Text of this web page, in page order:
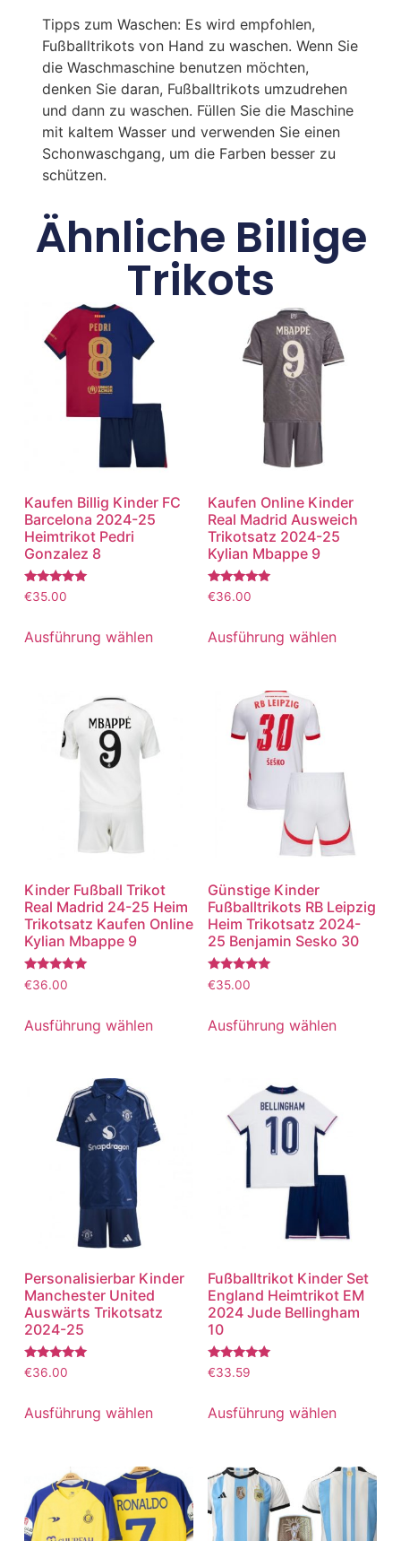
Tipps zum Waschen: Es wird empfohlen,
Fußballtrikots von Hand zu waschen. Wenn Sie
die Waschmaschine benutzen möchten,
denken Sie daran, Fußballtrikots umzudrehen
und dann zu waschen. Füllen Sie die Maschine
mit kaltem Wasser und verwenden Sie einen
Schonwaschgang, um die Farben besser zu
schützen.
Ähnliche Billige
Trikots
Kaufen Billig Kinder FC
Barcelona 2024-25
Heimtrikot Pedri
Gonzalez 8
Bewertet
mit
von 5
€35.00
Ausführung wählen
Kaufen Online Kinder
Real Madrid Ausweich
Trikotsatz 2024-25
Kylian Mbappe 9
Bewertet
mit
von 5
€36.00
Ausführung wählen
Kinder Fußball Trikot
Real Madrid 24-25 Heim
Trikotsatz Kaufen Online
Kylian Mbappe 9
Bewertet
mit
€36.00
Ausführung wählen
Günstige Kinder
Fußballtrikots RB Leipzig
Heim Trikotsatz 2024-
25 Benjamin Sesko 30
Bewertet
mit
€35.00
Ausführung wählen
Personalisierbar Kinder
Manchester United
Auswärts Trikotsatz
2024-25
Bewertet
mit
von 5
€36.00
Ausführung wählen
Fußballtrikot Kinder Set
England Heimtrikot EM
2024 Jude Bellingham
10
Bewertet
mit
von 5
€33.59
Ausführung wählen